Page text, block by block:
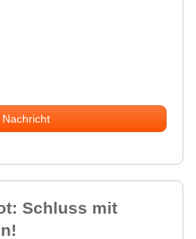
Nachricht
Schluss mit